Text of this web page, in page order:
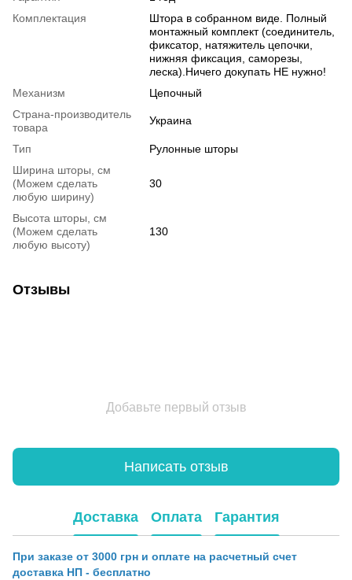
Комплектация
Штора в собранном виде. Полный
монтажный комплект (соединитель,
фиксатор, натяжитель цепочки,
нижняя фиксация, саморезы,
леска).Ничего докупать НЕ нужно!
Механизм
Цепочный
Страна-производитель
товара
Украина
Тип
Рулонные шторы
Ширина шторы, см
(Можем сделать
любую ширину)
30
Высота шторы, см
(Можем сделать
любую высоту)
130
Отзывы
Добавьте первый отзыв
Написать отзыв
Доставка Оплата Гарантия
При заказе от 3000 грн и оплате на расчетный счет
доставка НП - бесплатно